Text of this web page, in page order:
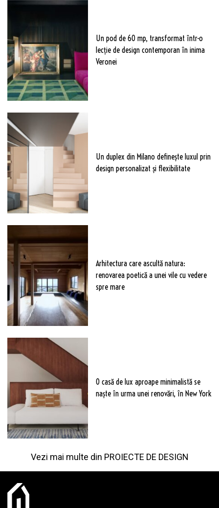
Un pod de 60 mp, transformat într-o
lecție de design contemporan în inima
Veronei
Un duplex din Milano definește luxul prin
design personalizat și flexibilitate
Arhitectura care ascultă natura:
renovarea poetică a unei vile cu vedere
spre mare
O casă de lux aproape minimalistă se
naște în urma unei renovări, în New York
Vezi mai multe din PROIECTE DE DESIGN